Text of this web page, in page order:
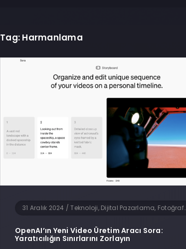
Tag: Harmanlama
31 Aralık 2024 /Teknoloji, Dijital Pazarlama, Fotoğrafçılık, Yapay Zeka, Yazılım
OpenAI’ın Yeni Video Üretim Aracı Sora:
Yaratıcılığın Sınırlarını Zorlayın